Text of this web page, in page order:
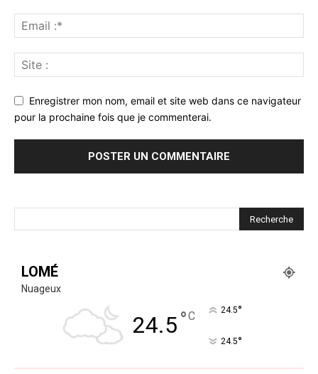
Enregistrer mon nom, email et site web dans ce navigateur
pour la prochaine fois que je commenterai.
LOMÉ
Nuageux
24.5°C 24.5°
24.5°